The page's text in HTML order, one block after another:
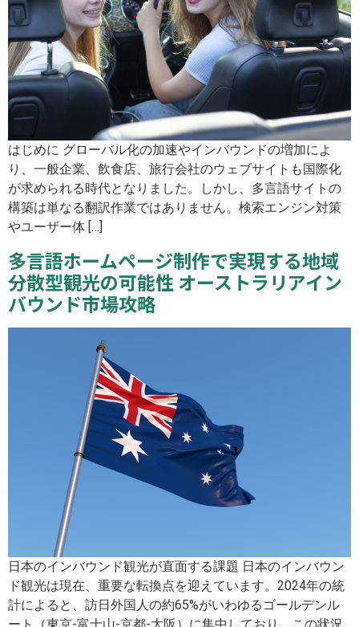
はじめに グローバル化の加速やインバウンドの増加によ
り、一般企業、飲食店、旅行会社のウェブサイトも国際化
が求められる時代となりました。しかし、多言語サイトの
構築は単なる翻訳作業ではありません。検索エンジン対策
やユーザー体 […]
多言語ホームページ制作で実現する地域
分散型観光の可能性 オーストラリアイン
バウンド市場攻略
日本のインバウンド観光が直面する課題 日本のインバウン
ド観光は現在、重要な転換点を迎えています。2024年の統
計によると、訪日外国人の約65%がいわゆるゴールデンル
ート（東京-富士山-京都-大阪）に集中しており、この状況